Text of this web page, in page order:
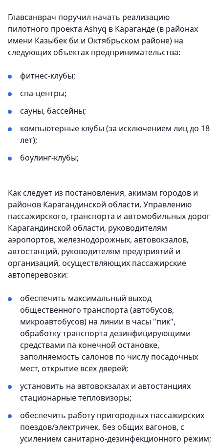
Главсанврач поручил начать реализацию
пилотного проекта Ashyq в Караганде (в районах
имени Казыбек би и Октябрьском районе) на
следующих объектах предпринимательства:
фитнес-клубы;
спа-центры;
сауны, бассейны;
компьютерные клубы (за исключением лиц до 18
лет);
боулинг-клубы;
Как следует из постановления, акимам городов и
районов Карагандинской области, Управлению
пассажирского, транспорта и автомобильных дорог
Карагандинской области, руководителям
аэропортов, железнодорожных, автовокзалов,
автостанций, руководителям предприятий и
организаций, осуществляющих пассажирские
автоперевозки:
обеспечить максимальный выход
общественного транспорта (автобусов,
микроавтобусов) на линии в часы "пик",
обработку транспорта дезинфицирующими
средствами па конечной остановке,
заполняемость салонов по числу посадочных
мест, открытие всех дверей;
установить на автовокзалах и автостанциях
стационарные тепловизоры;
обеспечить работу пригородных пассажирских
поездов/электричек, без общих вагонов, с
усилением санитарно-дезинфекционного режим;